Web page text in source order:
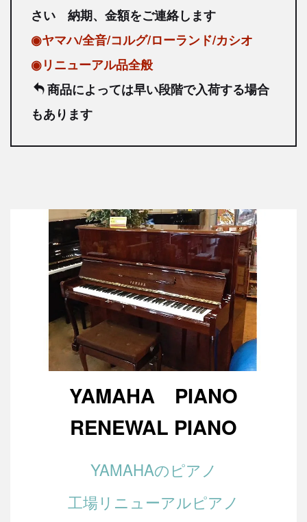
さい 納期、金額をご連絡します
◉ヤマハ/全音/コルグ/ローランド/カシオ
◉リニューアル品全般
商品によっては早い段階で入荷する場合
もあります
YAMAHA PIANO
RENEWAL PIANO
YAMAHAのピアノ
工場リニューアルピアノ